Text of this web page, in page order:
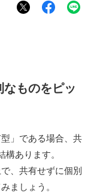
ものをピッ
」である場合、共
あります。
、共有せずに個別
ましょう。